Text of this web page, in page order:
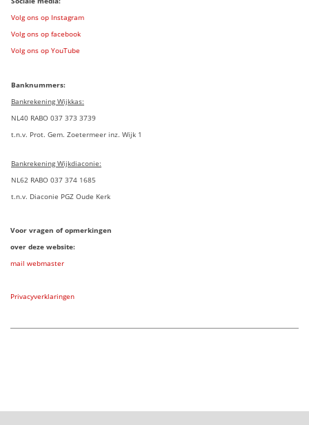
Volg ons op Instagram
Volg ons op facebook
Volg ons op YouTube
Banknummers:
Bankrekening Wijkkas:
NL40 RABO 037 373 3739
t.n.v. Prot. Gem. Zoetermeer inz. Wijk 1
Bankrekening Wijkdiaconie:
NL62 RABO 037 374 1685
t.n.v. Diaconie PGZ Oude Kerk
Voor vragen of opmerkingen
over deze website:
mail webmaster
Privacyverklaringen